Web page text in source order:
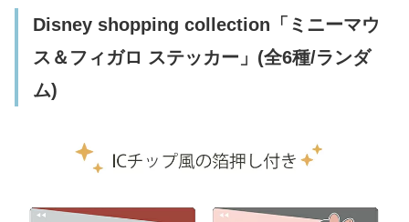
Disney shopping collection「ミニーマウ
ス＆フィガロ ステッカー」(全6種/ランダ
ム)